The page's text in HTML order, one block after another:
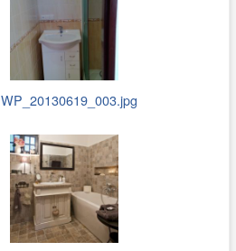
WP_20130619_003.jpg